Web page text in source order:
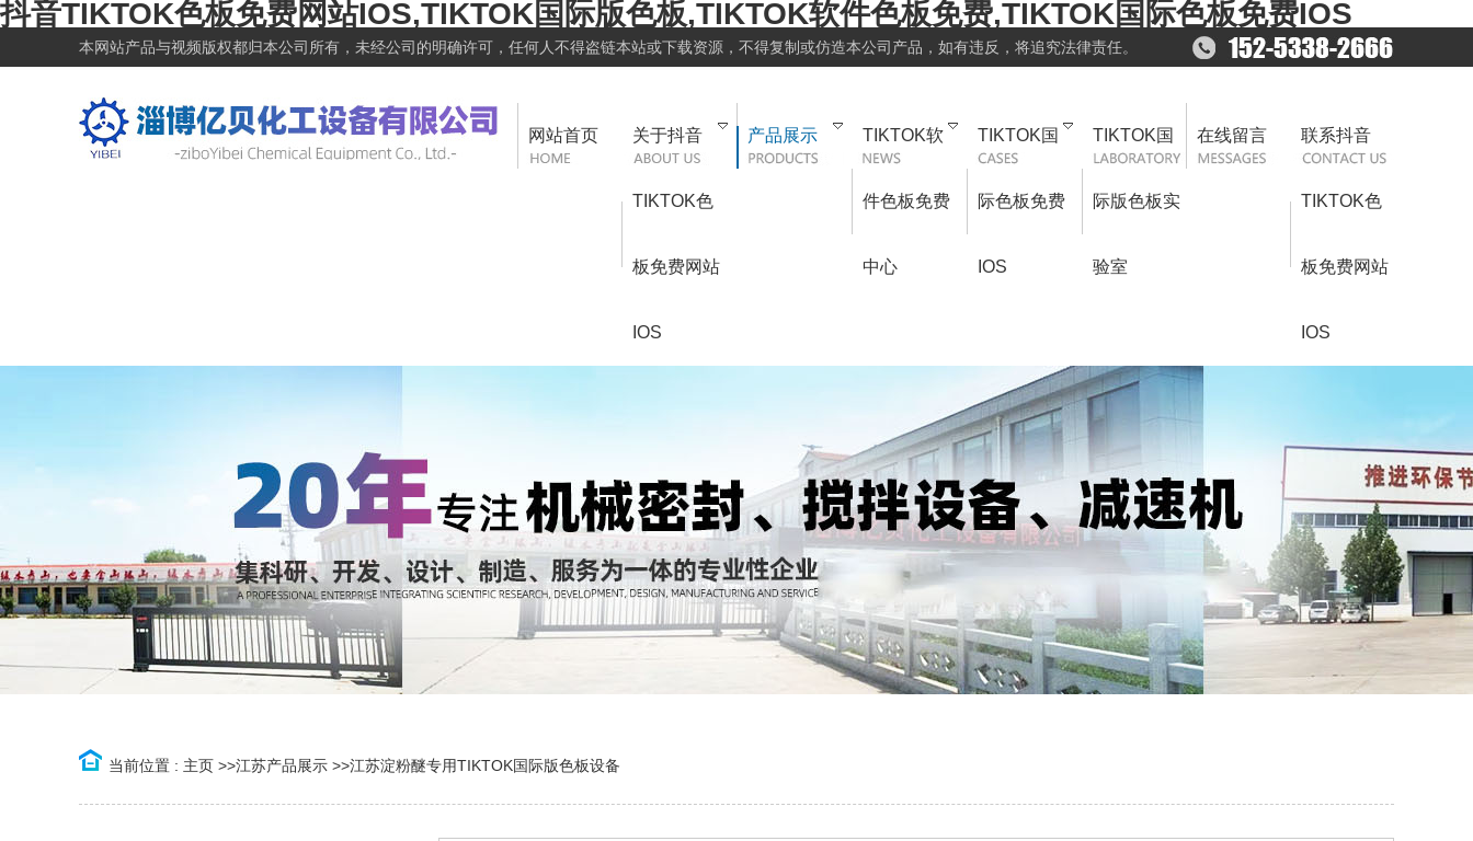
抖音TIKTOK色板免费网站IOS,TIKTOK国际版色板,TIKTOK软件色板免费,TIKTOK国际色板免费IOS
本网站产品与视频版权都归本公司所有，未经公司的明确许可，任何人不得盗链本站或下载资源，不得复制或仿造本公司产品，如有违反，将追究法律责任。
网站首页 关于抖音
TIKTOK色
板免费网站
IOS
产品展示 TIKTOK软
件色板免费
中心
TIKTOK国
际色板免费
IOS
TIKTOK国
际版色板实
验室
在线留言 联系抖音
TIKTOK色
板免费网站
IOS
当前位置 : 主页 >>江苏产品展示 >>江苏淀粉醚专用TIKTOK国际版色板设备